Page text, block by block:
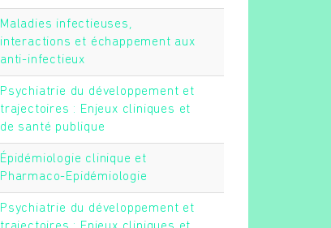
Maladies infectieuses,
interactions et échappement aux
anti-infectieux
Psychiatrie du développement et
trajectoires : Enjeux cliniques et
de santé publique
Épidémiologie clinique et
Pharmaco-Epidémiologie
Psychiatrie du développement et